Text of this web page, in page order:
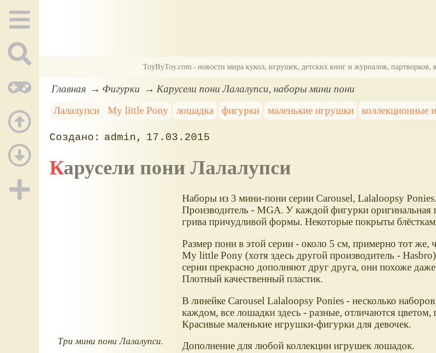
ToyByToy.com - новости мира кукол, игрушек, детских книг и журналов, партворков,
Главная Фигурки
Карусели пони Лалалупси, наборы мини пони
Лалалупси
My little Pony лошадка фигурки маленькие игрушки коллекционные
admin 17.03.2015
Карусели пони Лалалупси
Три мини пони Лалалупси.
Наборы из 3 мини-пони серии Carousel, Lalaloopsy Ponies.
Производитель - MGA. У каждой фигурки оригинальная
грива причудливой формы. Некоторые покрыты
Размер пони в этой серии - около 5 см, примерно тот же,
My little Pony (хотя здесь другой производитель -
серии прекрасно дополняют друг друга, они похоже
Плотный качественный пластик.
В линейке Carousel Lalaloopsy Ponies - несколько
каждом, все лошадки здесь - разные, отличаются цветом,
Красивые маленькие игрушки-фигурки для девочек.
Дополнение для любой коллекции игрушек лошадок.